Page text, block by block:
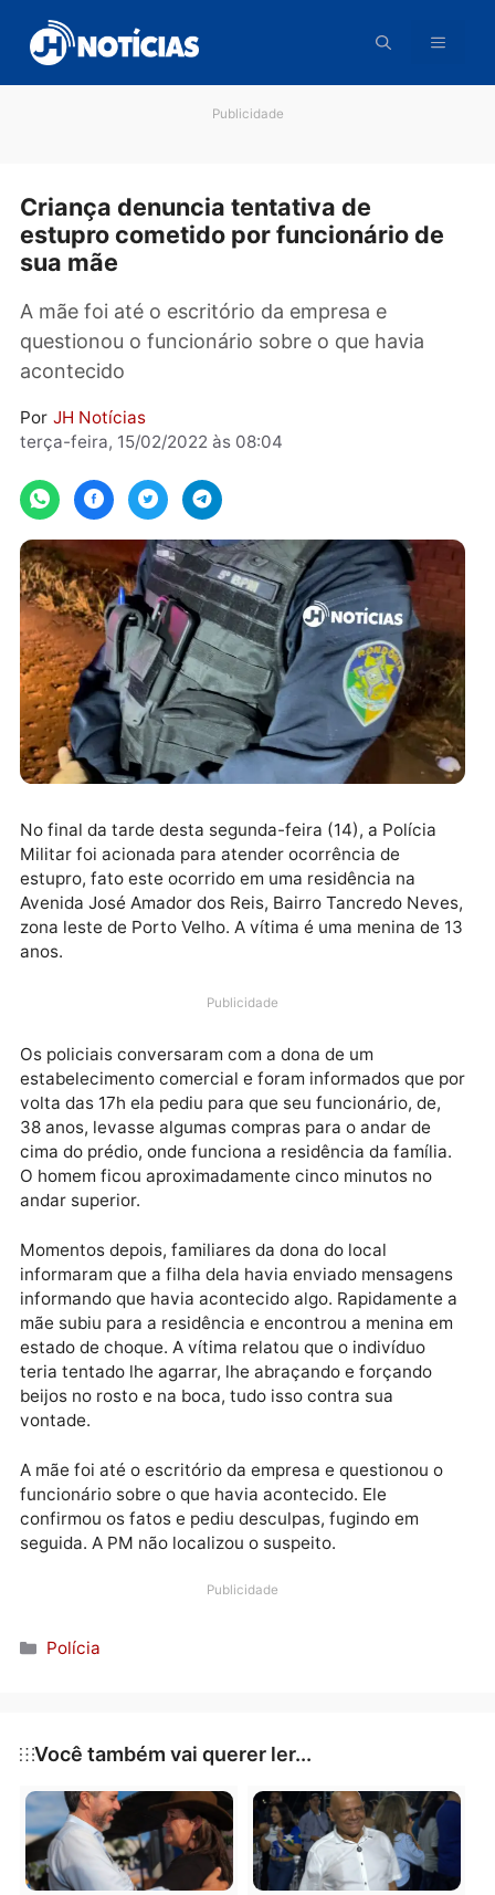
para
conteúdo
Criança denuncia tentativa de
estupro cometido por funcionário de
A mãe foi até o escritório da empresa e
questionou o funcionário sobre o que havia
acontecido
terça-feira, 15/02/2022 às 08:04
No final da tarde desta segunda-feira (14), a Polícia
Militar foi acionada para atender ocorrência de
Avenida José Amador dos Reis, Bairro Tancredo
anos.
Publicidade
Os policiais conversaram com a dona de um
estabelecimento comercial e foram informados que
38 anos, levasse algumas compras para o andar de
cima do prédio, onde funciona a residência da
O homem ficou aproximadamente cinco minutos no
andar superior.
Momentos depois, familiares da dona do local
informaram que a filha dela havia enviado
mãe subiu para a residência e encontrou a menina
estado de choque. A vítima relatou que o indivíduo
teria tentado lhe agarrar, lhe abraçando e forçando
beijos no rosto e na boca, tudo isso contra sua
funcionário sobre o que havia acontecido. Ele
Publicidade
Categorias
Polícia